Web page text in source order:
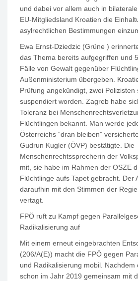
und dabei vor allem auch in
EU-Mitgliedsland Kroatien die
asylrechtlichen Bestimmungen
Ewa Ernst-Dziedzic (Grüne )
das Thema bereits aufgegriffen und
Fälle von Gewalt gegenüber
Außenministerium übergeben.
Prüfung angekündigt, zwei Polizisten
suspendiert worden. Zagreb habe
Toleranz bei
Flüchtlingen bekannt. Man werde
Österreichs “dran bleiben”
Gudrun Kugler (ÖVP) bestätigte. Die
Menschenrechtssprecherin der
mit, sie habe im Rahmen der OSZE
Flüchtlinge aufs Tapet gebracht. Der
daraufhin mit den Stimmen der
vertagt.
FPÖ ruft zu Kampf gegen
Radikalisierung auf
Mit einem erneut eingebrachten
(206/A(E)) macht die FPÖ gegen
und Radikalisierung mobil. Nachdem
schon im Jahr 2019 gemeinsam mit